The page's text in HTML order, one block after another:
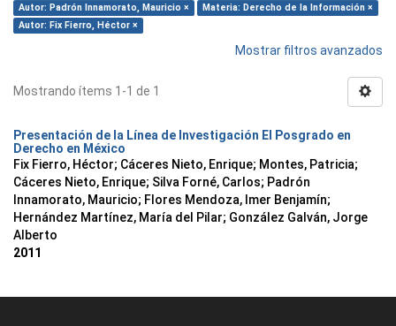
Autor: Padrón Innamorato, Mauricio ×
Materia: Derecho de la Información ×
Autor: Fix Fierro, Héctor ×
Mostrar filtros avanzados
Mostrando ítems 1-1 de 1
Presentación de la Línea de Investigación El Posgrado en
Derecho en México
Fix Fierro, Héctor; Cáceres Nieto, Enrique; Montes, Patricia;
Cáceres Nieto, Enrique; Silva Forné, Carlos; Padrón
Innamorato, Mauricio; Flores Mendoza, Imer Benjamín;
Hernández Martínez, María del Pilar; González Galván, Jorge
Alberto
2011